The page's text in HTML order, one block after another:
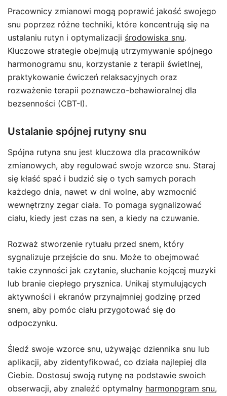
Pracownicy zmianowi mogą poprawić jakość swojego
snu poprzez różne techniki, które koncentrują się na
ustalaniu rutyn i optymalizacji środowiska snu.
Kluczowe strategie obejmują utrzymywanie spójnego
harmonogramu snu, korzystanie z terapii świetlnej,
praktykowanie ćwiczeń relaksacyjnych oraz
rozważenie terapii poznawczo-behawioralnej dla
bezsenności (CBT-I).
Ustalanie spójnej rutyny snu
Spójna rutyna snu jest kluczowa dla pracowników
zmianowych, aby regulować swoje wzorce snu. Staraj
się kłaść spać i budzić się o tych samych porach
każdego dnia, nawet w dni wolne, aby wzmocnić
wewnętrzny zegar ciała. To pomaga sygnalizować
ciału, kiedy jest czas na sen, a kiedy na czuwanie.
Rozważ stworzenie rytuału przed snem, który
sygnalizuje przejście do snu. Może to obejmować
takie czynności jak czytanie, słuchanie kojącej muzyki
lub branie ciepłego prysznica. Unikaj stymulujących
aktywności i ekranów przynajmniej godzinę przed
snem, aby pomóc ciału przygotować się do
odpoczynku.
Śledź swoje wzorce snu, używając dziennika snu lub
aplikacji, aby zidentyfikować, co działa najlepiej dla
Ciebie. Dostosuj swoją rutynę na podstawie swoich
obserwacji, aby znaleźć optymalny harmonogram snu,